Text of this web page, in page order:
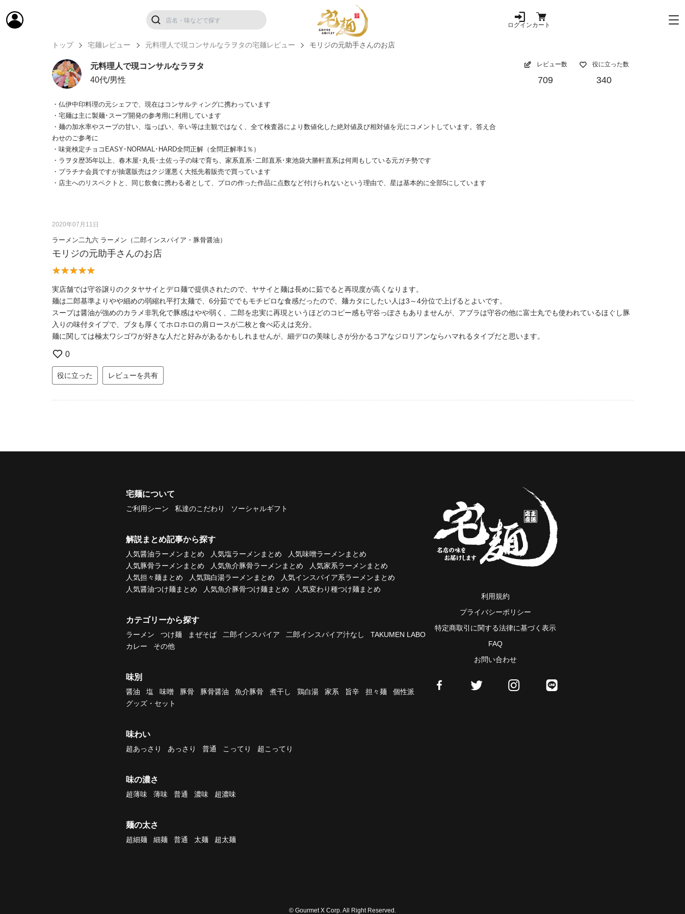
ログインカート
トップ 宅麺レビュー 元料理人で現コンサルなラヲタの宅麺レビュー モリジの元助手さんのお店
元料理人で現コンサルなラヲタ
40代/男性
・仏伊中印料理の元シェフで、現在はコンサルティングに携わっています
・宅麺は主に製麺･スープ開発の参考用に利用しています
・麺の加水率やスープの甘い、塩っぱい、辛い等は主観ではなく、全て検査器により数値化した絶対値及び相対値を元にコメントしています。答え合
わせのご参考に
・味覚検定チョコEASY･NORMAL･HARD全問正解（全問正解率1％）
・ラヲタ歴35年以上、春木屋･丸長･土佐っ子の味で育ち、家系直系･二郎直系･東池袋大勝軒直系は何周もしている元ガチ勢です
・プラチナ会員ですが抽選販売はクジ運悪く大抵先着販売で買っています
・店主へのリスペクトと、同じ飲食に携わる者として、プロの作った作品に点数など付けられないという理由で、星は基本的に全部5にしています
レビュー数
709
役に立った数
340
2020年07月11日
ラーメン二九六 ラーメン（二郎インスパイア・豚骨醤油）
モリジの元助手さんのお店
実店舗では守谷譲りのクタヤサイとデロ麺で提供されたので、ヤサイと麺は長めに茹でると再現度が高くなります。
麺は二郎基準よりやや細めの弱縮れ平打太麺で、6分茹ででもモチピロな食感だったので、麺カタにしたい人は3～4分位で上げるとよいです。
スープは醤油が強めのカラメ非乳化で豚感はやや弱く、二郎を忠実に再現というほどのコピー感も守谷っぽさもありませんが、アブラは守谷の他に富士丸でも使われているほぐし豚
入りの味付タイプで、ブタも厚くてホロホロの肩ロースが二枚と食べ応えは充分。
麺に関しては極太ワシゴワが好きな人だと好みがあるかもしれませんが、細デロの美味しさが分かるコアなジロリアンならハマれるタイプだと思います。
0
役に立った レビューを共有
宅麺について
ご利用シーン 私達のこだわり ソーシャルギフト
解説まとめ記事から探す
人気醤油ラーメンまとめ 人気塩ラーメンまとめ
人気味噌ラーメンまとめ
人気豚骨ラーメンまとめ
人気魚介豚骨ラーメンまとめ
人気家系ラーメンまとめ
人気担々麺まとめ
人気鶏白湯ラーメンまとめ
人気インスパイア系ラーメンまとめ
人気醤油つけ麺まとめ
人気魚介豚骨つけ麺まとめ 人気変わり種つけ麺まとめ
カテゴリーから探す
ラーメン つけ麺 まぜそば 二郎インスパイア 二郎インスパイア汁なし
TAKUMEN LABO
カレー
その他
味別
醤油 塩 味噌 豚骨 豚骨醤油 魚介豚骨 煮干し 鶏白湯 家系 旨辛 担々麺
個性派
グッズ・セット
味わい
超あっさり あっさり 普通 こってり 超こってり
味の濃さ
超薄味 薄味 普通 濃味 超濃味
麺の太さ
超細麺 細麺 普通 太麺 超太麺
利用規約
プライバシーポリシー
特定商取引に関する法律に基づく表示
FAQ
お問い合わせ
© Gourmet X Corp. All Right Reserved.